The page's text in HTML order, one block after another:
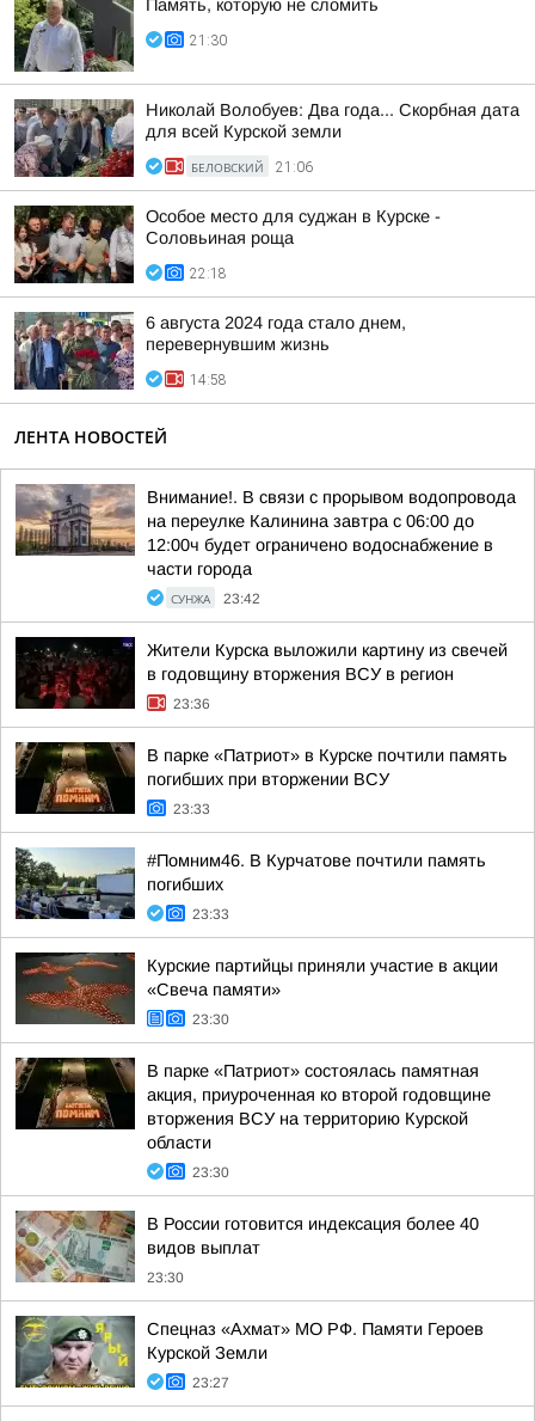
Память, которую не сломить
21:30
Николай Волобуев: Два года... Скорбная дата
для всей Курской земли
БЕЛОВСКИЙ 21:06
Особое место для суджан в Курске -
Соловьиная роща
22:18
6 августа 2024 года стало днем,
перевернувшим жизнь
14:58
ЛЕНТА НОВОСТЕЙ
Внимание!. В связи с прорывом водопровода
на переулке Калинина завтра с 06:00 до
12:00ч будет ограничено водоснабжение в
части города
СУНЖА 23:42
Жители Курска выложили картину из свечей
в годовщину вторжения ВСУ в регион
23:36
В парке «Патриот» в Курске почтили память
погибших при вторжении ВСУ
23:33
#Помним46. В Курчатове почтили память
погибших
23:33
Курские партийцы приняли участие в акции
«Свеча памяти»
23:30
В парке «Патриот» состоялась памятная
акция, приуроченная ко второй годовщине
вторжения ВСУ на территорию Курской
области
23:30
В России готовится индексация более 40
видов выплат
23:30
Спецназ «Ахмат» МО РФ. Памяти Героев
Курской Земли
23:27